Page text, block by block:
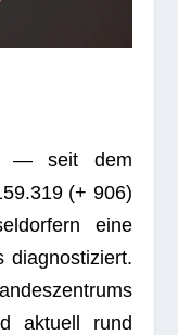
— seit dem
(+ 906)
eine
dia­gnos­ti­ziert.
aktu­ell rund